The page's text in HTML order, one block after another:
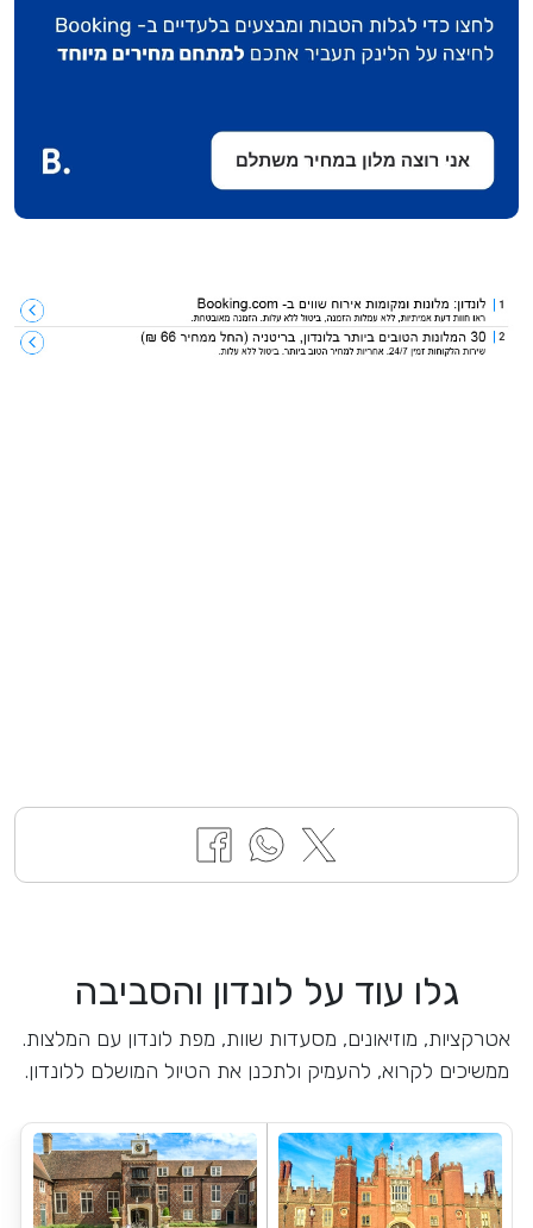
גלו עוד על לונדון והסביבה
אטרקציות, מוזיאונים, מסעדות שוות, מפת לונדון עם המלצות.
ממשיכים לקרוא, להעמיק ולתכנן את הטיול המושלם ללונדון.